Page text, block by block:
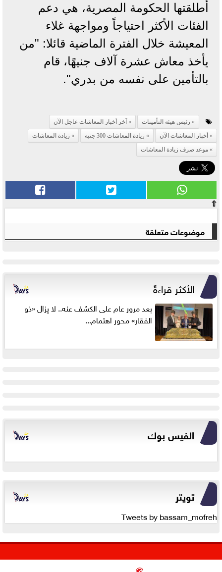
أطلقتها الحكومة المصرية، هي دعم
الفئات الأكثر احتياجاً ومواجهة غلاء
المعيشة خلال الفترة الماضية قائلا: "من
يأخذ معاش عشرة آلاف جنيهًا، قام
بالتأمين على نفسه من بدري".
رئيس هيئة التأمينات
آخر أخبار المعاشات عاجل الآن
أخبار المعاشات الآن
زيادة المعاشات 300 جنيه
زيادة المعاشات
موعد صرف زيادة المعاشات
⇧
موضوعات متعلقة
الأكثر قراءةً
بعد مرور عام على الكشف عنه.. لا يزال «ذو
الفقار» محور اهتمام...
الفيس بوك
تويتر
Tweets by bassam_mofreh